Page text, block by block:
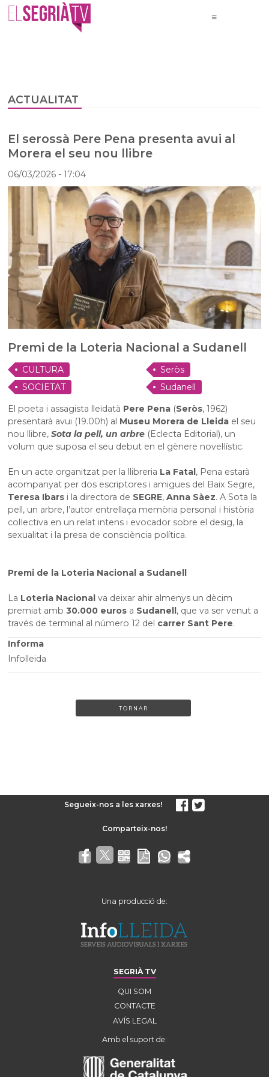
ACTUALITAT
El serossà Pere Pena presenta avui al
Morera el seu nou llibre
06/03/2026- 17:04
Premi de la Loteria Nacional a Sudanell
CULTURA
SOCIETAT
Seròs
Sudanell
El poeta i assagista lleidatà Pere Pena (Seròs, 1962)
presentarà avui (19.00h) al Museu Morera de Lleida el seu
nou llibre,Sota la pell, un arbre (Eclecta Editorial), un
volum que suposa el seu debut en el gènere novel·lístic.
En un acte organitzat per la llibreria La Fatal, Pena estarà
acompanyat per dos escriptores i amigues del Baix Segre,
Teresa Ibars i la directora de SEGRE,Anna Sàez. A Sota la
pell, un arbre, l’autor entrellaça memòria personal i història
col·lectiva en un relat intens i evocador sobre el desig, la
sexualitat i la presa de consciència política.
Premi de la Loteria Nacional a Sudanell
La Loteria Nacional va deixar ahir almenys un dècim
premiat amb30.000 euros a Sudanell, que va ser venut a
través de terminal al número 12 del carrer Sant Pere.
Informa
Infolleida
TORNAR
Segueix-nos a les xarxes!
Una producció de:
SEGRIÀ TV
QUI SOM
CONTACTE
AVÍS LEGAL
Amb el suport de: